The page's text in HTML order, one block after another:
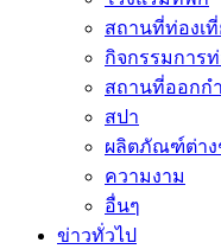
สถานที่ท่องเที่
กิจกรรมการท่
สถานที่ออกก
สปา
ผลิตภัณฑ์ต่าง
ความงาม
อื่นๆ
ข่าวทั่วไป